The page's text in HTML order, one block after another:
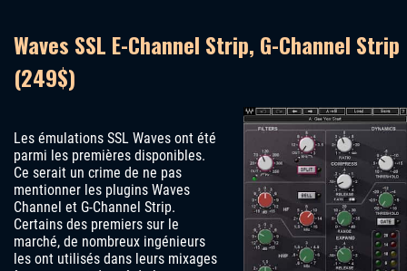
Waves SSL E-Channel Strip, G-Channel Strip
(249$)
Les émulations SSL Waves ont été
parmi les premières disponibles.
Ce serait un crime de ne pas
mentionner les plugins Waves
Channel et G-Channel Strip.
Certains des premiers sur le
marché, de nombreux ingénieurs
les ont utilisés dans leurs mixages